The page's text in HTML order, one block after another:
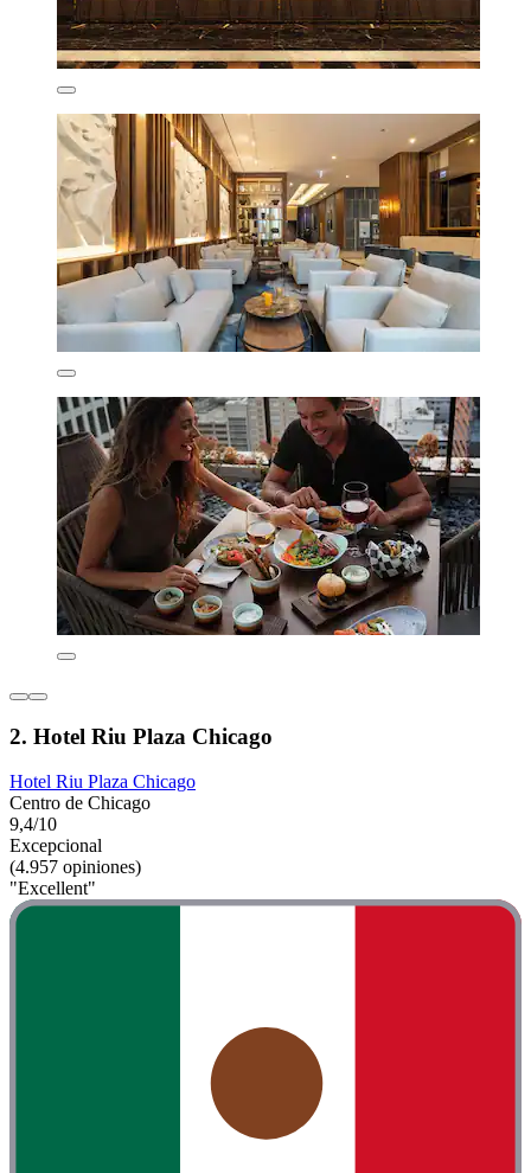
2. Hotel Riu Plaza Chicago
Hotel Riu Plaza Chicago
Centro de Chicago
9,4/10
Excepcional
(4.957 opiniones)
"Excellent"